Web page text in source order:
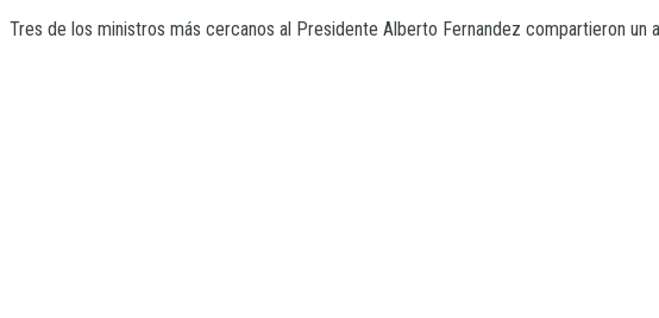
Tres de los ministros más cercanos al Presidente Alberto Fernandez compartieron un